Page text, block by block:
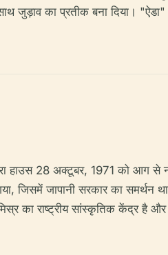
का प्रतीक बना दिया। "ऐडा"
28 अक्टूबर, 1971 को आग से
जापानी सरकार का समर्थन
का राष्ट्रीय सांस्कृतिक केंद्र है और